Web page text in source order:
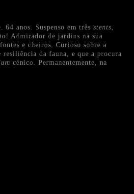
64 anos. Suspenso em trêsstents,
Admirador de jardins na sua
e cheiros. Curioso sobre a
resiliência da fauna, e que a procura
cénico. Permanentemente, na